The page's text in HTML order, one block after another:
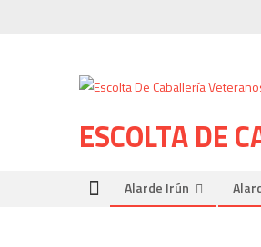
ESCOLTA DE
Alarde Irún